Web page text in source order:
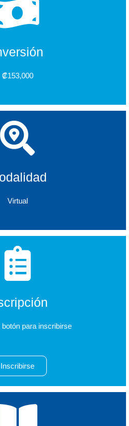
₡153,000
Virtual
botón para inscribirse
Inscribirse